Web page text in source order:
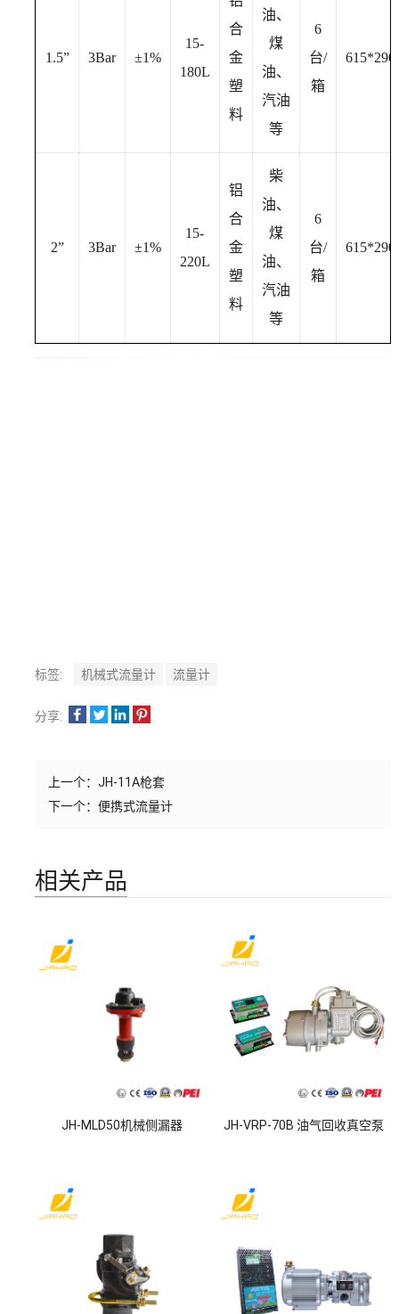
1.5” 3Bar ±1%
15-
180L
合
金
塑
料
油、
煤
油、
汽油
等
6
台/
箱
2” 3Bar ±1%
15-
220L
铝
合
金
塑
料
柴
油、
煤
油、
汽油
等
6
台/
箱
标签: 机械式流量计 流量计
分享:
上一个： JH-11A枪套
下一个： 便携式流量计
相关产品
JH-MLD50机械侧漏器 JH-VRP-70B 油气回收真空泵